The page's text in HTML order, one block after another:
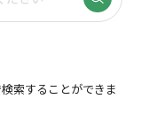
索することができま